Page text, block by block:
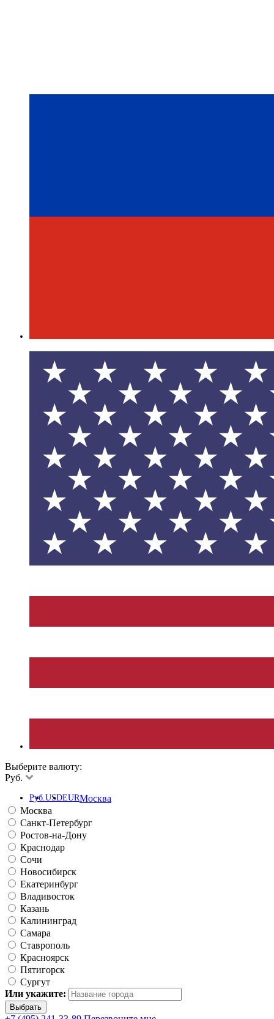
Выберите валюту:
Руб.
Руб.USDEURМосква
Москва
Санкт-Петербург
Ростов-на-Дону
Краснодар
Сочи
Новосибирск
Екатеринбург
Владивосток
Казань
Калининград
Самара
Ставрополь
Красноярск
Пятигорск
Сургут
Или укажите: